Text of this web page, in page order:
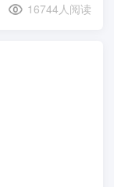
16744人阅读